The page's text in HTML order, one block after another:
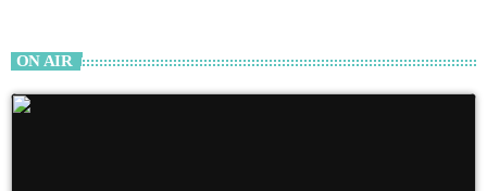
ON AIR